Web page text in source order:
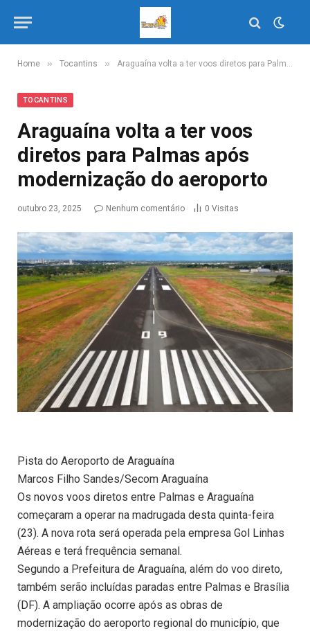
Home » Tocantins » Araguaína volta a ter voos diretos para Palmas após modernização do aeroporto
TOCANTINS
Araguaína volta a ter voos
diretos para Palmas após
modernização do aeroporto
outubro 23, 2025 Nenhum comentário 0 Visitas
Pista do Aeroporto de Araguaína
Marcos Filho Sandes/Secom Araguaína
Os novos voos diretos entre Palmas e Araguaína
começaram a operar na madrugada desta quinta-feira
(23). A nova rota será operada pela empresa Gol Linhas
Aéreas e terá frequência semanal.
Segundo a Prefeitura de Araguaína, além do voo direto,
também serão incluídas paradas entre Palmas e Brasília
(DF). A ampliação ocorre após as obras de
modernização do aeroporto regional do município, que